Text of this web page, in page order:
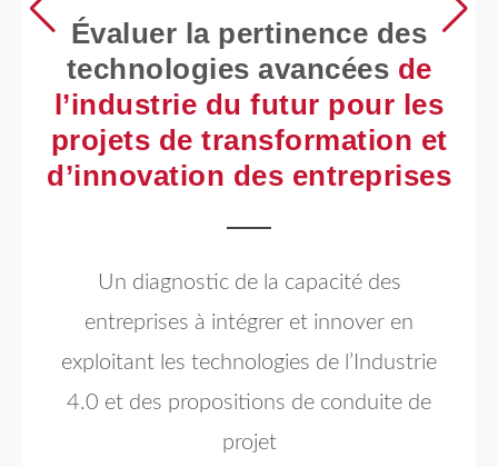
Évaluer la pertinence des
technologies avancées de
l’industrie du futur pour les
projets de transformation et
d’innovation des entreprises
Un diagnostic de la capacité des
entreprises à intégrer et innover en
exploitant les technologies de l’Industrie
4.0 et des propositions de conduite de
projet